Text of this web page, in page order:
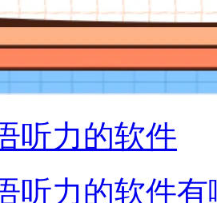
听力的软件
听力的软件